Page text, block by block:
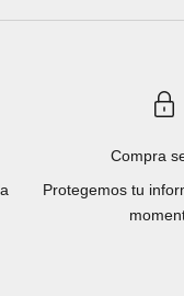
Compra
Protegemos tu